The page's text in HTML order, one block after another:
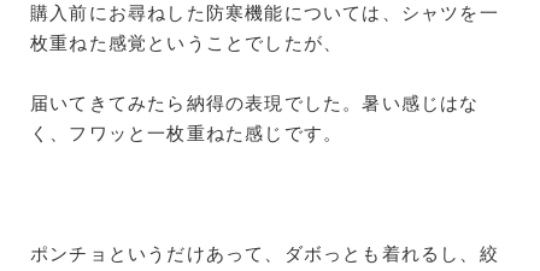
購入前にお尋ねした防寒機能については、シャツを一
枚重ねた感覚ということでしたが、
届いてきてみたら納得の表現でした。暑い感じはな
く、フワッと一枚重ねた感じです。
ポンチョというだけあって、ダボっとも着れるし、絞